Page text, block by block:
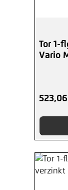
Tor 1-
Vario